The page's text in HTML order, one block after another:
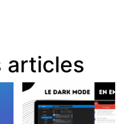
articles